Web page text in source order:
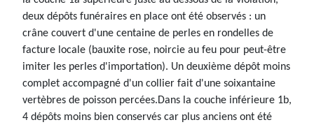
deux dépôts funéraires en place ont été observés : un
crâne couvert d'une centaine de perles en rondelles de
facture locale (bauxite rose, noircie au feu pour peut-être
imiter les perles d'importation). Un deuxième dépôt moins
complet accompagné d'un collier fait d'une soixantaine
vertèbres de poisson percées.Dans la couche inférieure 1b,
4 dépôts moins bien conservés car plus anciens ont été